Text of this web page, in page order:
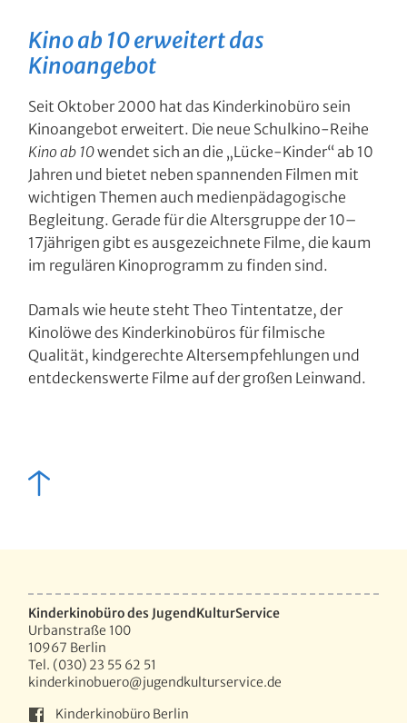
Kino ab 10 erweitert das
Kinoangebot
Seit Oktober 2000 hat das Kinderkinobüro sein
Kinoangebot erweitert. Die neue Schulkino-Reihe
Kino ab 10wendet sich an die „Lücke-Kinder“ ab 10
Jahren und bietet neben spannenden Filmen mit
wichtigen Themen auch medienpädagogische
Begleitung. Gerade für die Altersgruppe der 10–
17jährigen gibt es ausgezeichnete Filme, die kaum
im regulären Kinoprogramm zu finden sind.
Damals wie heute steht Theo Tintentatze, der
Kinolöwe des Kinderkinobüros für filmische
Qualität, kindgerechte Altersempfehlungen und
entdeckenswerte Filme auf der großen Leinwand.
Kinderkinobüro des JugendKulturService
Urbanstraße 100
10967 Berlin
Tel. (030) 23 55 62 51
kinderkinobuero@jugendkulturservice.de
Kinderkinobüro Berlin